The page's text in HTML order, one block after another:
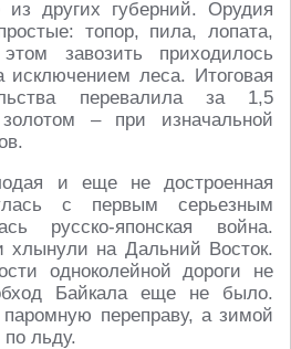
других губерний. Орудия
топор, пила, лопата,
завозить приходилось
исключением леса. Итоговая
перевалила за 1,5
– при изначальной
и еще не достроенная
с первым серьезным
русско-японская война.
на Дальний Восток.
одноколейной дороги не
Байкала еще не было.
переправу, а зимой
по льду.